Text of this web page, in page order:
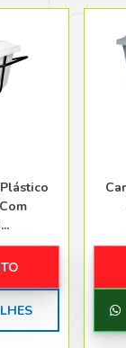
Sul
América II
- Belo